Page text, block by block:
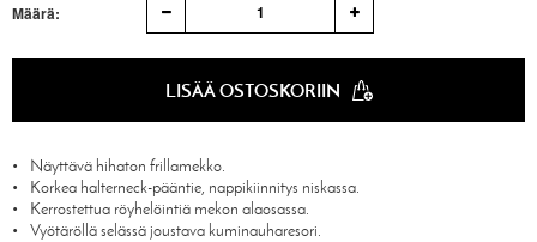
Määrä: 1
LISÄÄ OSTOSKORIIN
Näyttävä hihaton frillamekko.
Korkea halterneck-pääntie, nappikiinnitys niskassa.
Kerrostettua röyhelöintiä mekon alaosassa.
Vyötäröllä selässä joustava kuminauharesori.